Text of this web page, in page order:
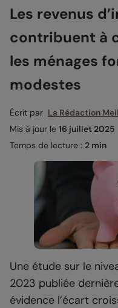
Les revenus
contribuent à
les ménages
modestes
Écrit par La Rédaction
Mis à jour le 16 juillet 2025
Temps de lecture : 2 min
Une étude sur le
2023 publiée
évidence l’écart